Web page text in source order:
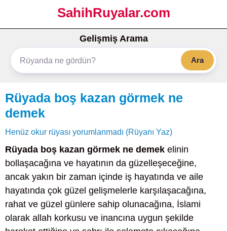
SahihRuyalar.com
Gelişmiş Arama
Ara
Rüyada boş kazan görmek ne
demek
Henüz okur rüyası yorumlanmadı (Rüyanı Yaz)
Rüyada boş kazan görmek ne demek elinin
bollaşacağına ve hayatının da güzelleşeceğine,
ancak yakın bir zaman içinde iş hayatında ve aile
hayatında çok güzel gelişmelerle karşılaşacağına,
rahat ve güzel günlere sahip olunacağına, İslami
olarak allah korkusu ve inancına uygun şekilde